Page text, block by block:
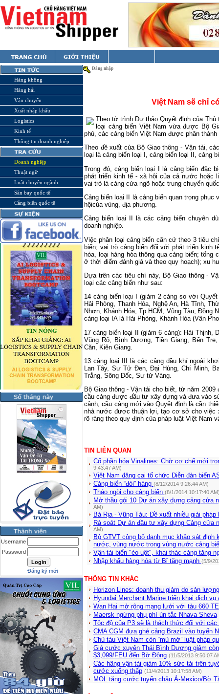
Hàng không
Hàng hải
Vận chuyển
Xuất nhập khẩu
Logistics
Kinh tế
Thông tin doanh nghiệp
Doanh nghiệp
Thuật ngữ
Luật chuyên ngành
Sân bay quốc tế
Cảng biển quốc tế
Username
Password
Đăng ký mới
Đăng nhập
Việt Nam sẽ chỉ
Theo tờ trình Dự thảo Quyết định của
loại cảng biển Việt Nam vừa được Bộ
phủ, các cảng biển Việt Nam được phân thành
Theo đề xuất của Bộ Giao thông - Vận tải,
loại là cảng biển loại I, cảng biển loại II, cảng
Trong đó, cảng biển loại I là cảng biển đặc
phát triển kinh tế - xã hội của cả nước hoặc
vai trò là cảng cửa ngõ hoặc trung chuyển
Cảng biển loại II là cảng biển quan trọng
hộicủa vùng, địa phương.
Cảng biển loại II là các cảng biển chuyên
doanh nghiệp.
Việc phân loại cảng biển căn cứ theo 3 tiêu
biển; vai trò cảng biển đối với phát triển kinh
hóa, loại hàng hóa thông qua cảng biển; tổng
ở thời điểm đánh giá và theo quy hoạch); xu
Dựa trên các tiêu chí này, Bộ Giao thông -
loại các cảng biển như sau:
14 cảng biển loại I (giảm 2 cảng so với
Hải Phòng, Thanh Hóa, Nghệ An, Hà Tĩnh,
Nhơn, Khánh Hóa, Tp.HCM, Vũng Tàu, Đồng
cảng loại IA là Hải Phòng, Khánh Hòa (Vân
17 cảng biển loại II (giảm 6 cảng): Hải Thịnh,
Vũng Rô, Bình Dương, Tiền Giang, Bến
Căn, Kiên Giang.
13 cảng loại III là các cảng dầu khí ngoài
Lan Tây, Sư Tử Đen, Đại Hùng, Chí Minh,
Trắng, Sông Đốc, Sư tử Vàng.
Bộ Giao thông - Vận tải cho biết, từ năm
cầu cảng được đầu tư xây dựng và đưa vào
cảnh, cầu cảng mới vào Quyết định là cần
nhà nước được thuận lợi, tạo cơ sở cho việc
rõ ràng theo quy định của pháp luật Việt Nam
TIN LIÊN QUAN
Cổ phần hóa Vinalines: Chờ cơ chế mới
9:43:47 AM)
Việt Nam đăng cai tổ chức Diễn đàn biển
Cảng biển “đói” hàng (8/12/2014 9:26:44 AM)
Tháo ngòi cho cảng biển (8/1/2014 10:17:40
Mở thầu gói 10 Dự án xây dựng cảng cửa
AM)
Bà Rịa - Vũng Tàu: Đề xuất nhiều giải
Rà soát Dự án đầu tư xây dựng Cảng cửa
AM)
Bộ GTVT công bố danh mục khảo sát định
nước, vùng nước trong vùng nước cảng
Vận tải biển "èo uột", khai thác cảng tăng
Nhập khẩu hàng hóa từ Bỉ tăng mạnh (5/9/
THÔNG TIN KHÁC
Horizon Lines: doanh thu giảm do sản
Hyundai Merchant Marine triển khai dịch vụ
Wan Hai mở rộng mạng lưới với tàu 660
Maersk ngừng phụ phí ùn tắc Nhava Sheva
Tốc độ của P3 sẽ là thách thức đối với các
CMA CGM đưa ghé cảng Brazil vào tuyến
Chủ tàu Việt Nam còn “mù mờ” luật pháp
Giá cước xuyên Thái Bình Dương giảm
$3,099/FEU đến Bờ Đông (11/5/2013 9:50:07
Các hãng vận tải giảm 10% sức tải trên
cước xuống thấp (11/4/2013 10:17:58 AM)
MOL tăng cước tuyến châu Á-Mexico/Bờ